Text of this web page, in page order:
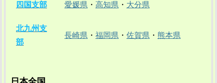
四国支部 愛媛県 ・ 高知県 ・ 大分県
北九州支
部
長崎県 ・ 福岡県 ・ 佐賀県 ・ 熊本県